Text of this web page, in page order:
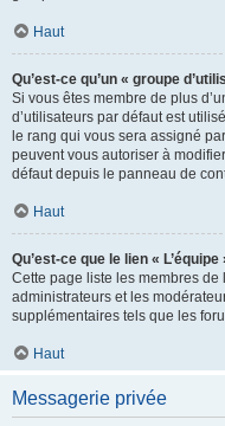
Haut
Qu’est-ce qu’un « groupe
Si vous êtes membre de plus
d’utilisateurs par défaut est
le rang qui vous sera assigné
peuvent vous autoriser à
défaut depuis le panneau de
Haut
Qu’est-ce que le lien « L’équipe
Cette page liste les membres de
administrateurs et les
supplémentaires tels que les
Haut
Messagerie privée